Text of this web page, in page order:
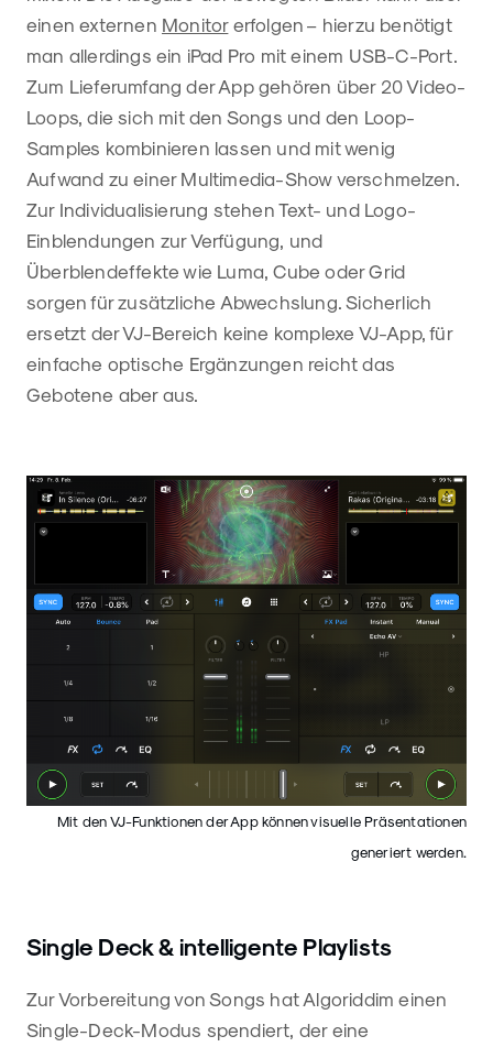
einen externen Monitorerfolgen – hierzu benötigt
man allerdings ein iPad Pro mit einem USB-C-Port.
Zum Lieferumfang der App gehören über 20 Video-
Loops, die sich mit den Songs und den Loop-
Samples kombinieren lassen und mit wenig
Aufwand zu einer Multimedia-Show verschmelzen.
Zur Individualisierung stehen Text- und Logo-
Einblendungen zur Verfügung, und
Überblendeffekte wie Luma, Cube oder Grid
sorgen für zusätzliche Abwechslung. Sicherlich
ersetzt der VJ-Bereich keine komplexe VJ-App, für
einfache optische Ergänzungen reicht das
Gebotene aber aus.
Mit den VJ-Funktionen der App können visuelle Präsentationen
generiert werden.
Single Deck & intelligente Playlists
Zur Vorbereitung von Songs hat Algoriddim einen
Single-Deck-Modus spendiert, der eine